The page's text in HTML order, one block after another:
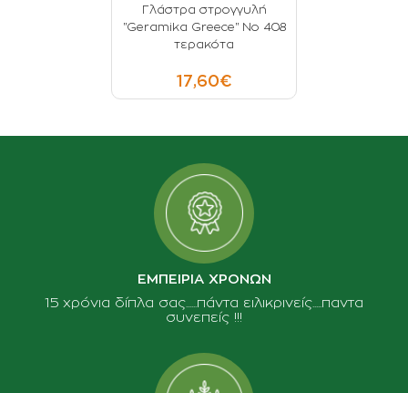
Γλάστρα στρογγυλή
"Geramika Greece" Νο 408
τερακότα
17,60€
ΕΜΠΕΙΡΙΑ ΧΡΟΝΩΝ
15 χρόνια δίπλα σας......πάντα ειλικρινείς.....παντα
συνεπείς !!!